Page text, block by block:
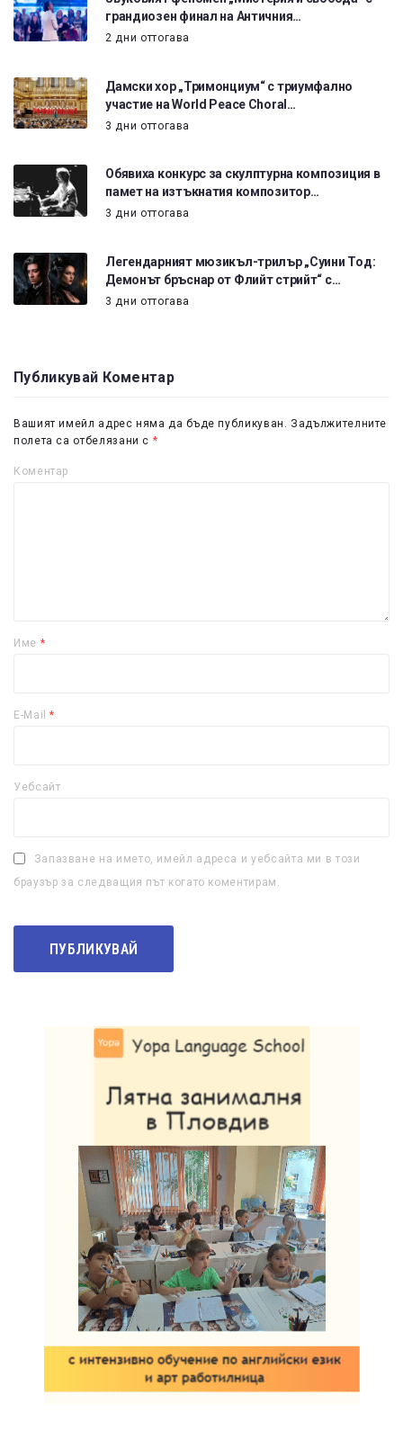
грандиозен финал на Античния…
2 дни оттогава
Дамски хор „Тримонциум“ с триумфално
участие на World Peace Choral…
3 дни оттогава
Обявиха конкурс за скулптурна композиция в
памет на изтъкнатия композитор…
3 дни оттогава
Легендарният мюзикъл-трилър „Суини Тод:
Демонът бръснар от Флийт стрийт“ с…
3 дни оттогава
Публикувай Коментар
Вашият имейл адрес няма да бъде публикуван. Задължителните
полета са отбелязани с *
Коментар
Име *
E-Mail*
Уебсайт
Запазване на името, имейл адреса и уебсайта ми в този
браузър за следващия път когато коментирам.